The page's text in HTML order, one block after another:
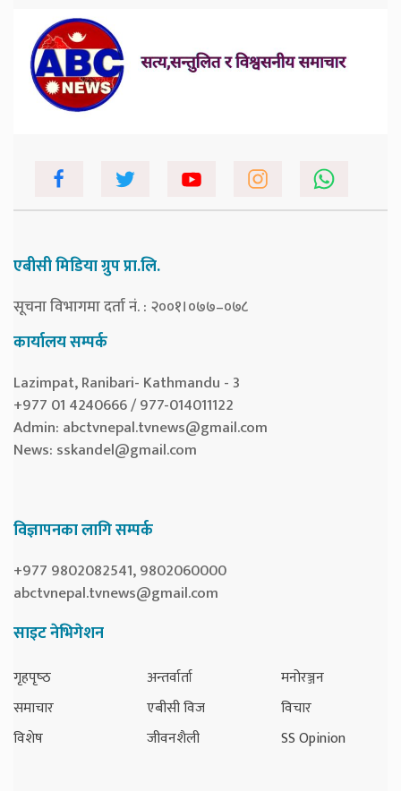
एबीसी मिडिया ग्रुप प्रा.लि.
सूचना विभागमा दर्ता नं. : २००१।०७७–०७८
कार्यालय सम्पर्क
Lazimpat, Ranibari- Kathmandu - 3
+977 01 4240666 / 977-014011122
Admin: abctvnepal.tvnews@gmail.com
News: sskandel@gmail.com
विज्ञापनका लागि सम्पर्क
+977 9802082541, 9802060000
abctvnepal.tvnews@gmail.com
साइट नेभिगेशन
गृहपृष्‍ठ
समाचार
विशेष
अन्तर्वार्ता
एबीसी विज
जीवनशैली
मनोरञ्जन
विचार
SS Opinion